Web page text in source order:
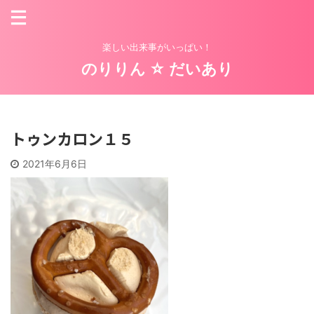
楽しい出来事がいっぱい！
のりりん ☆ だいあり
トゥンカロン１５
2021年6月6日